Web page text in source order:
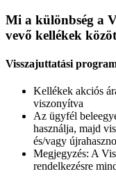
Mi a különbség a
vevő kellékek
Visszajuttatási
Kellékek akciós
viszonyítva
Az ügyfél
használja, majd
és/vagy
Megjegyzés: A
rendelkezésre